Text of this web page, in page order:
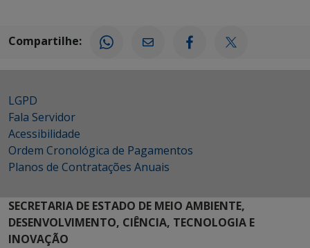
Compartilhe:
LGPD
Fala Servidor
Acessibilidade
Ordem Cronológica de Pagamentos
Planos de Contratações Anuais
SECRETARIA DE ESTADO DE MEIO AMBIENTE,
DESENVOLVIMENTO, CIÊNCIA, TECNOLOGIA E
INOVAÇÃO